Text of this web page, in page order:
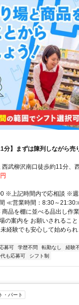
分】まずは陳列しながら売
武柳沢南口徒歩約11分、
宿線/西武拝島線 田無北口
分＊自転車通勤OK
※上記時間内で応相談 ※
≪営業時間：8:30～
品を棚に並べる品出し作
の案内を お願いされるこ
経験でも安心して始めら
募可 学歴不問 転勤なし 経験
も応募可 シフト制
・パート